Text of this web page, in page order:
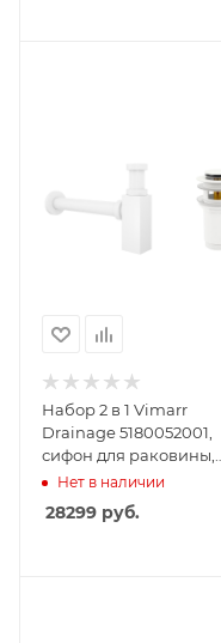
Набор 2 в 1 Vimarr
Drainage 5180052001,
сифон для раковины,
донный клапан с
переливом, матовый
белый
Нет в наличии
28299 руб.